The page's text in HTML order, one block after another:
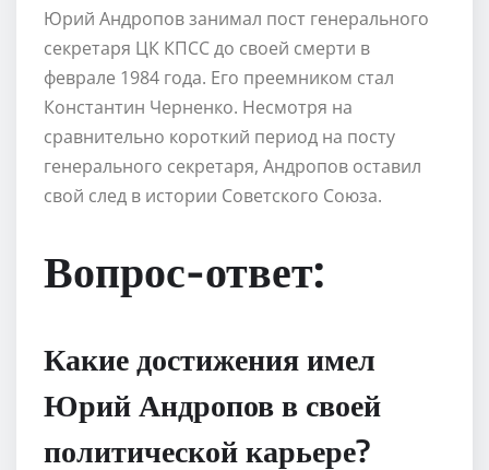
Юрий Андропов занимал пост генерального
секретаря ЦК КПСС до своей смерти в
феврале 1984 года. Его преемником стал
Константин Черненко. Несмотря на
сравнительно короткий период на посту
генерального секретаря, Андропов оставил
свой след в истории Советского Союза.
Вопрос-ответ:
Какие достижения имел
Юрий Андропов в своей
политической карьере?